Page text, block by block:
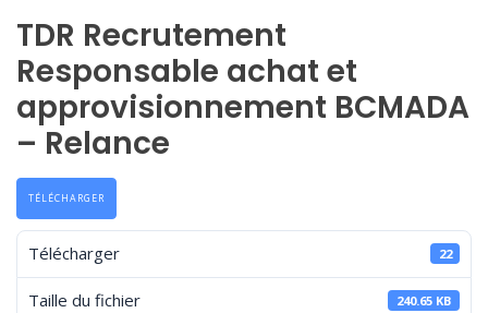
TDR Recrutement
Responsable achat et
approvisionnement BCMADA
– Relance
TÉLÉCHARGER
Télécharger 22
Taille du fichier 240.65 KB